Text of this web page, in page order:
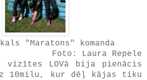
"Maratons" komanda
Foto: Laura Repele
vizītes LOVā bija pienācis
10milu, kur dēļ kājas tiku